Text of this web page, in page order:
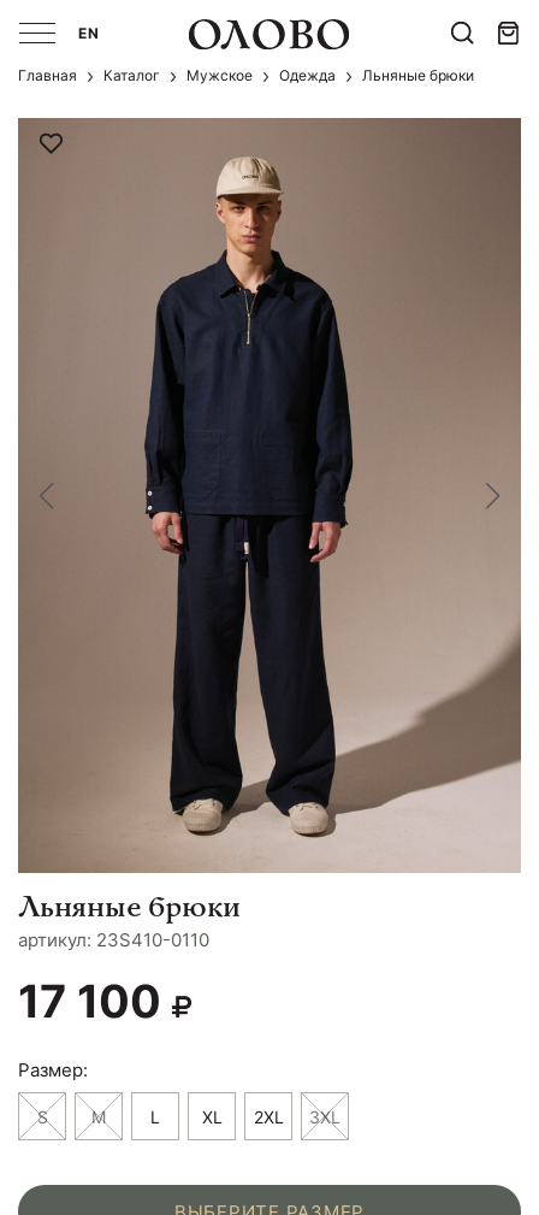
EN
Главная Каталог Мужcкое Одежда Льняные брюки
Льняные брюки
aртикул: 23S410-0110
17 100
Размер:
S M L XL 2XL 3XL